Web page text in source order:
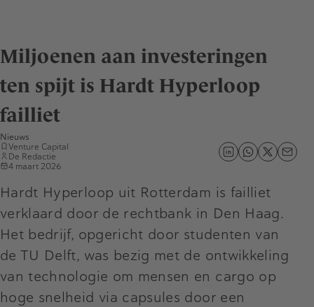
Miljoenen aan investeringen
ten spijt is Hardt Hyperloop
failliet
Nieuws
Venture Capital
De Redactie
4 maart 2026
Hardt Hyperloop uit Rotterdam is failliet
verklaard door de rechtbank in Den Haag.
Het bedrijf, opgericht door studenten van
de TU Delft, was bezig met de ontwikkeling
van technologie om mensen en cargo op
hoge snelheid via capsules door een